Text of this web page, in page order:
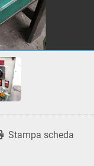
Stampa scheda